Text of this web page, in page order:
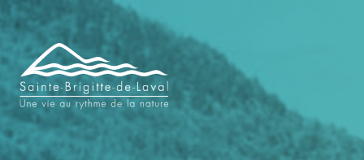
Navigation
de
pied
de
page